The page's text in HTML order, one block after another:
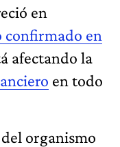
en
confirmado en
afectando la
en todo
organismo